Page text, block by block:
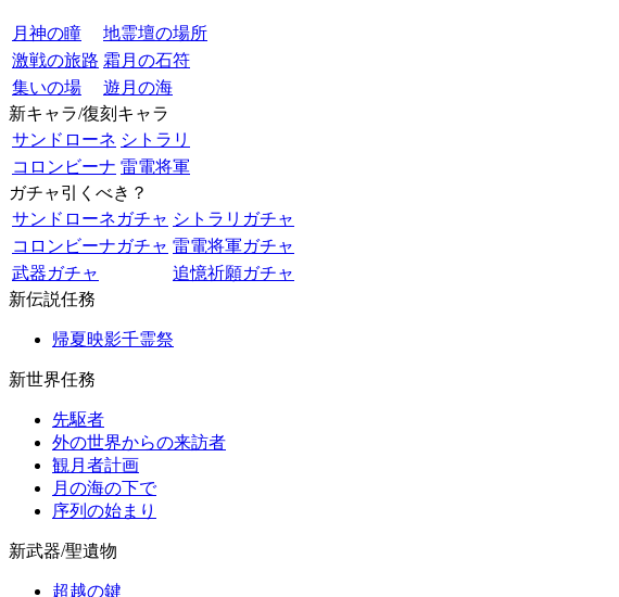
月神の瞳
地霊壇の場所
激戦の旅路 霜月の石符
集いの場
遊月の海
新キャラ/復刻キャラ
サンドローネ シトラリ
コロンビーナ 雷電将軍
ガチャ引くべき？
サンドローネガチャ シトラリガチャ
コロンビーナガチャ 雷電将軍ガチャ
武器ガチャ
追憶祈願ガチャ
新伝説任務
帰夏映影千霊祭
新世界任務
先駆者
外の世界からの来訪者
観月者計画
月の海の下で
序列の始まり
新武器/聖遺物
超越の鍵